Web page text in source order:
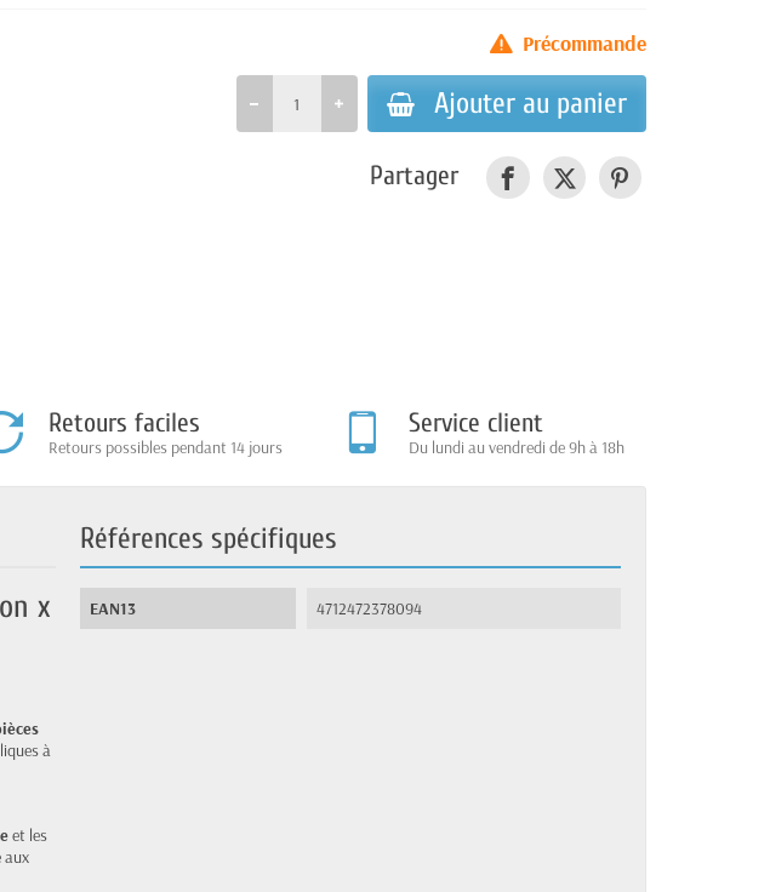
Précommande
Ajouter au panier
Partager
Retours faciles
Retours possibles pendant 14 jours
Service client
Du lundi au vendredi de 9h à 18h
x
à
et les
aux
Références spécifiques
EAN13 4712472378094